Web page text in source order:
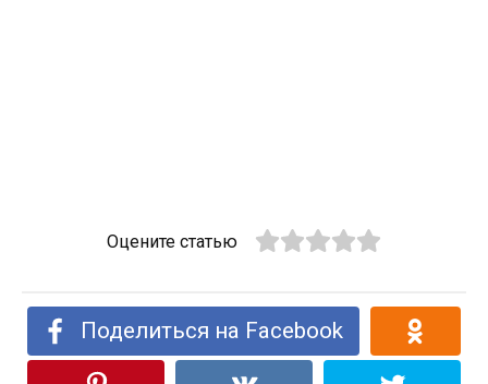
Оцените статью
Поделиться на Facebook